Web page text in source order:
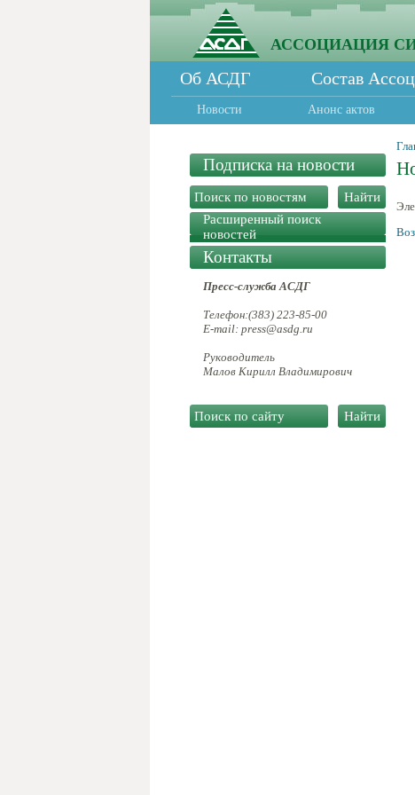
АССОЦИАЦИЯ
Об АСДГ Состав
Новости Анонс актов
Подписка на новости
Расширенный поиск
новостей
Контакты
Пресс-служба АСДГ
Телефон:(383) 223-85-00
E-mail: press@asdg.ru
Руководитель
Малов Кирилл Владимирович